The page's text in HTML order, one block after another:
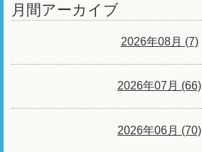
月間アーカイブ
2026年08月 (7)
2026年07月 (66)
2026年06月 (70)